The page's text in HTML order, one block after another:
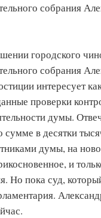
собрания
городского
собрания
интересует
проверки
думы.
в десятки
думы, на
и
Но пока суд,